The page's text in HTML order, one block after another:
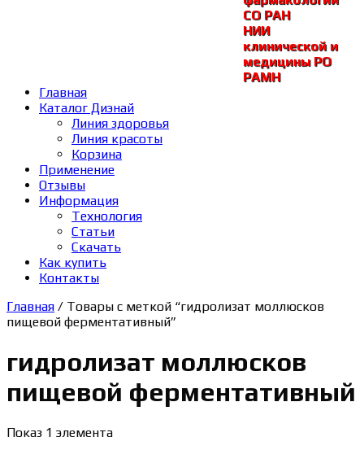
СО РАH
НИИ
клинической и
медицины РО
РАМH
Главная
Каталог Диэнай
Линия здоровья
Линия красоты
Корзина
Применение
Отзывы
Информация
Технология
Статьи
Скачать
Как купить
Контакты
Главная / Товары с меткой “гидролизат моллюсков
пищевой ферментативный”
гидролизат моллюсков
пищевой ферментативный
Показ 1 элемента